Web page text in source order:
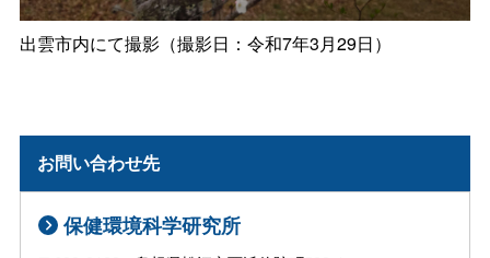
出雲市内にて撮影（撮影日：令和7年3月29日）
お問い合わせ先
保健環境科学研究所